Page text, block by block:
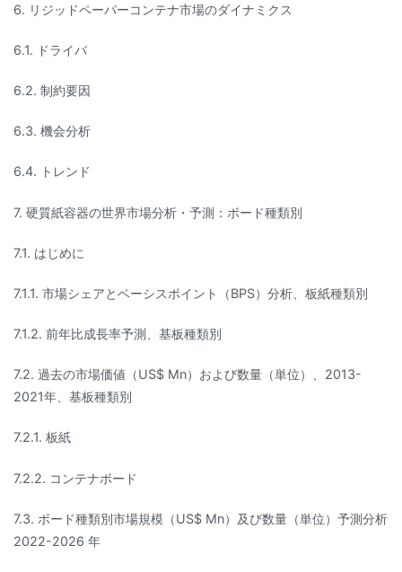
6. リジッドペーパーコンテナ市場のダイナミクス
6.1. ドライバ
6.2. 制約要因
6.3. 機会分析
6.4. トレンド
7. 硬質紙容器の世界市場分析・予測：ボード種類別
7.1. はじめに
7.1.1. 市場シェアとベーシスポイント（BPS）分析、板紙種類別
7.1.2. 前年比成長率予測、基板種類別
7.2. 過去の市場価値（US$ Mn）および数量（単位）、2013-
2021年、基板種類別
7.2.1. 板紙
7.2.2. コンテナボード
7.3. ボード種類別市場規模（US$ Mn）及び数量（単位）予測分析
2022-2026 年